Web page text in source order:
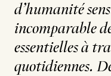
d’humanité
incomparable
essentielles à
quotidiennes.